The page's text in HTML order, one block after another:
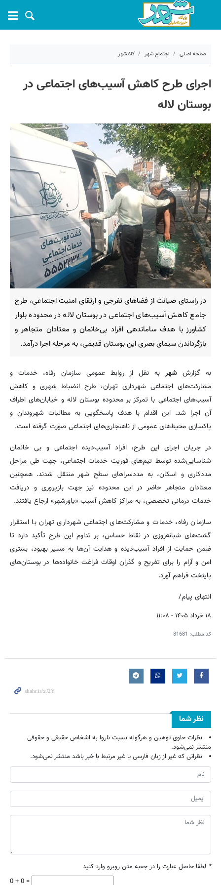
صفحه اصلی اجتماع شهر کلانشهر
کد مطلب: 81681
اجرای طرح کاهش آسیب‌های اجتماعی در
بوستان لاله
در راستای صیانت از فضاهای تفرجی و ارتقای امنیت اجتماعی، طرح
جامع کاهش آسیب‌های اجتماعی در بوستان لاله در محدوده بلوار
کشاورز با هدف ساماندهی افراد بی‌خانمان و معتادان متجاهر و
بازگرداندن سیمای بصری این بوستان قدیمی، به مرحله اجرا درآمد.
به گزارششهر به نقل از روابط عمومی سازمان رفاه، خدمات و
مشارکت‌های اجتماعی شهرداری تهران، طرح انضباط شهری و کاهش
آسیب‌های اجتماعی با تمرکز بر محدوده بوستان لاله و خیابان‌های اطراف
آن اجرا شد. این اقدام با هدف پاسخگویی به مطالبات شهروندان و
پاکسازی محیط‌های عمومی از ناهنجاری‌های اجتماعی صورت گرفته است.
در جریان اجرای این طرح، افراد آسیب‌دیده اجتماعی و بی خانمان
شناسایی‌شده توسط تیم‌های فوریت خدمات اجتماعی، جهت طی مراحل
مددکاری و اسکان، به مددسراهای سطح شهر منتقل شدند. همچنین
معتادان متجاهر حاضر در این محدوده نیز جهت بازپروری و دریافت
خدمات درمانی تخصصی، به مراکز کاهش آسیب «یاورشهر» ارجاع یافتند.
سازمان رفاه، خدمات و مشارکت‌های اجتماعی شهرداری تهران با استقرار
گشت‌های شبانه‌روزی در نقاط حساس، بر تداوم این طرح تأکید دارد تا
ضمن حمایت از افراد آسیب‌دیده و هدایت آن‌ها به مسیر بهبود، بستری
امن و آرام را برای تفریح و گذران اوقات فراغت خانواده‌ها در بوستان‌های
پایتخت فراهم آورد.
انتهای پیام/
۱۸ خرداد ۱۴۰۵ - ۱۱:۰۸
کد مطلب: 81681
نظر شما
نظرات حاوی توهین و هرگونه نسبت ناروا به اشخاص حقیقی و حقوقی
منتشر نمی‌شود.
نظراتی که غیر از زبان فارسی یا غیر مرتبط با خبر باشد منتشر نمی‌شود.
* لطفا حاصل عبارت را در جعبه متن روبرو وارد کنید
0 + 0 =